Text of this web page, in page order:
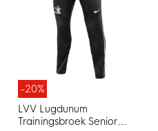
-20%
LVV Lugdunum
Trainingsbroek Senior